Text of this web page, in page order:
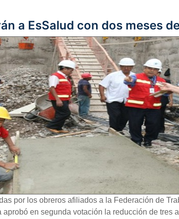
a EsSalud con dos meses
por los obreros afiliados a la Federación de
en segunda votación la reducción de tres